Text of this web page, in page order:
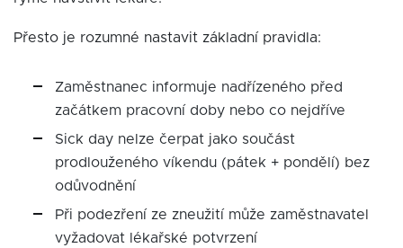
Přesto je rozumné nastavit základní pravidla:
Zaměstnanec informuje nadřízeného před
začátkem pracovní doby nebo co nejdříve
Sick day nelze čerpat jako součást
prodlouženého víkendu (pátek + pondělí) bez
odůvodnění
Při podezření ze zneužití může zaměstnavatel
vyžadovat lékařské potvrzení